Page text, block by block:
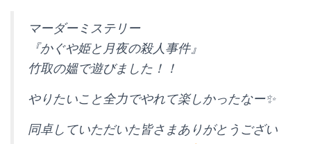
マーダーミステリー
『かぐや姫と月夜の殺人事件』
竹取の媼で遊びました！！
やりたいこと全力でやれて楽しかったなー✨
同卓していただいた皆さまありがとうござい